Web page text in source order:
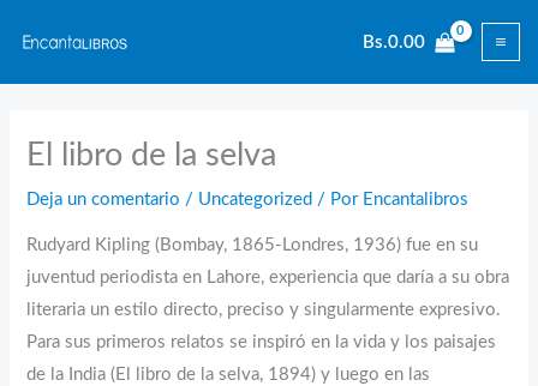
contenido
Bs.0.00
El libro de la selva
Deja un comentario / Uncategorized / Por Encantalibros
Rudyard Kipling (Bombay, 1865-Londres, 1936) fue en su
juventud periodista en Lahore, experiencia que daría a su obra
literaria un estilo directo, preciso y singularmente expresivo.
Para sus primeros relatos se inspiró en la vida y los paisajes
de la India (El libro de la selva, 1894) y luego en las